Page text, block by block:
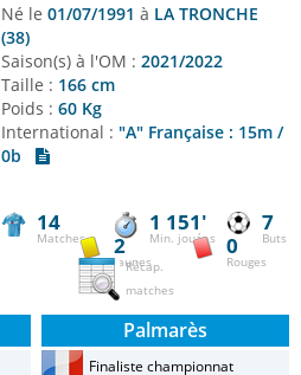
Né le 01/07/1991 à LA TRONCHE
(38)
Saison(s) à l'OM : 2021/2022
Taille : 166 cm
Poids : 60 Kg
International : "A" Française : 15m /
0b
14
Matches
1 151'
Min. jouées
7
Buts
2
Jaunes
0
Rouges
Récap.
matches
Palmarès
Finaliste championnat